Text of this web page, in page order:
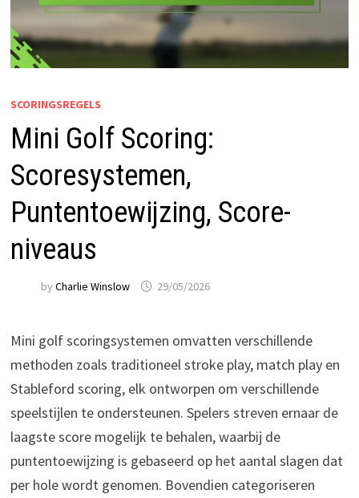
SCORINGSREGELS
Mini Golf Scoring:
Scoresystemen,
Puntentoewijzing, Score-
niveaus
by Charlie Winslow 29/05/2026
Mini golf scoringsystemen omvatten verschillende
methoden zoals traditioneel stroke play, match play en
Stableford scoring, elk ontworpen om verschillende
speelstijlen te ondersteunen. Spelers streven ernaar de
laagste score mogelijk te behalen, waarbij de
puntentoewijzing is gebaseerd op het aantal slagen dat
per hole wordt genomen. Bovendien categoriseren